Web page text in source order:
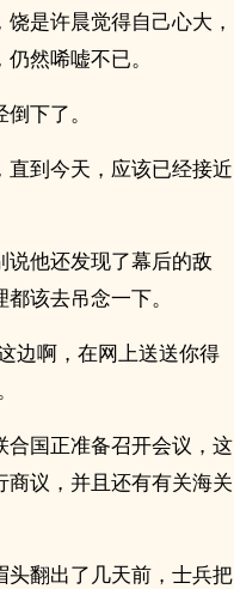
是许晨觉得自己心大，
然唏嘘不已。
下了。
到今天，应该已经接近
说他还发现了幕后的敌
该去吊念一下。
边啊，在网上送送你得
合国正准备召开会议，这
议，并且还有有关海关
翻出了几天前，士兵把